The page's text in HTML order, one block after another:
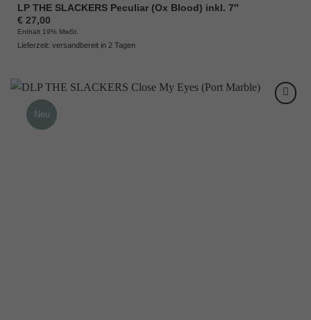
LP THE SLACKERS Peculiar (Ox Blood) inkl. 7″
€27,00
Enthält 19% MwSt.
Lieferzeit: versandbereit in 2 Tagen
Neu